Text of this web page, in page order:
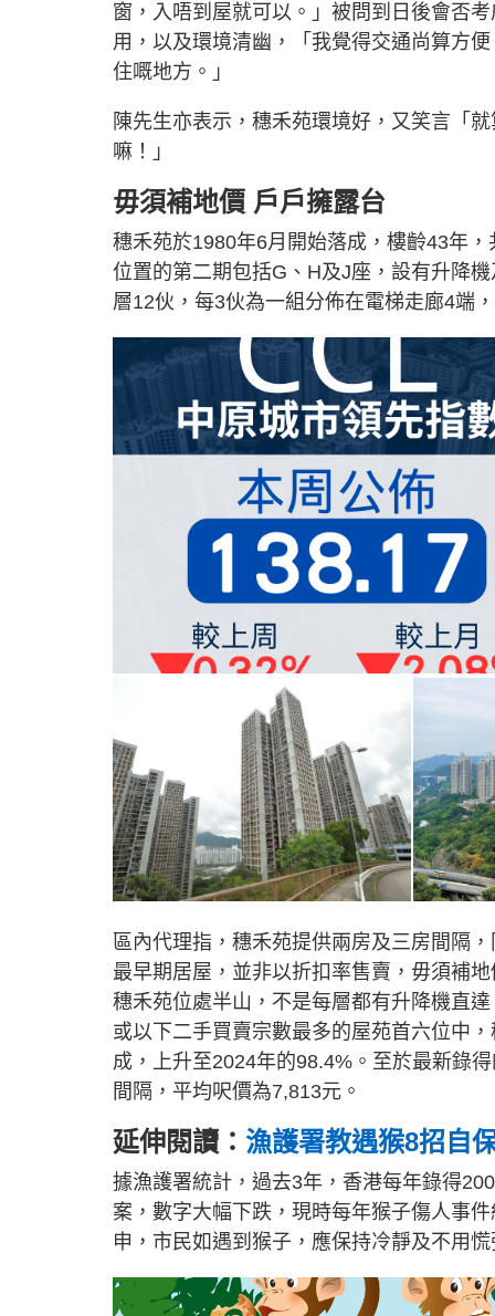
窗，入唔到屋就可以。」被問到日後會否
用，以及環境清幽，「我覺得交通尚算方
住嘅地方。」
陳先生亦表示，穗禾苑環境好，又笑言「
嘛！」
毋須補地價 戶戶擁露台
穗禾苑於1980年6月開始落成，樓齡43年
位置的第二期包括G、H及J座，設有升降
層12伙，每3伙為一組分佈在電梯走廊4端
區內代理指，穗禾苑提供兩房及三房間隔
最早期居屋，並非以折扣率售賣，毋須補
穗禾苑位處半山，不是每層都有升降機直
或以下二手買賣宗數最多的屋苑首六位中
成，上升至2024年的98.4%。至於最新錄
間隔，平均呎價為7,813元。
延伸閱讀： 漁護署教遇猴8招自
據漁護署統計，過去3年，香港每年錄得
案，數字大幅下跌，現時每年猴子傷人事
申，市民如遇到猴子，應保持冷靜及不用